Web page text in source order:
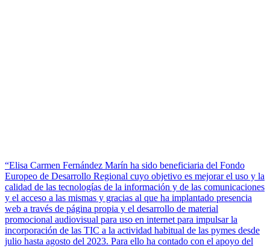
“Elisa Carmen Fernández Marín ha sido beneficiaria del Fondo
Europeo de Desarrollo Regional cuyo objetivo es mejorar el uso y la
calidad de las tecnologías de la información y de las comunicaciones
y el acceso a las mismas y gracias al que ha implantado presencia
web a través de página propia y el desarrollo de material
promocional audiovisual para uso en internet para impulsar la
incorporación de las TIC a la actividad habitual de las pymes desde
julio hasta agosto del 2023. Para ello ha contado con el apoyo del